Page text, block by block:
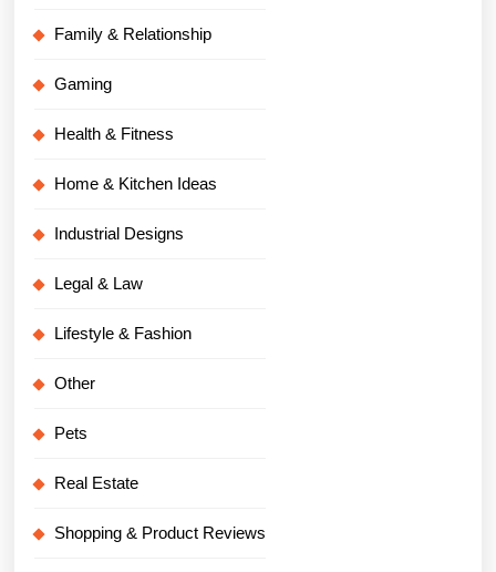
Family & Relationship
Gaming
Health & Fitness
Home & Kitchen Ideas
Industrial Designs
Legal & Law
Lifestyle & Fashion
Other
Pets
Real Estate
Shopping & Product Reviews